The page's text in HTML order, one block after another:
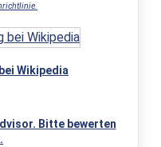
Wikipedia
Bitte bewerten